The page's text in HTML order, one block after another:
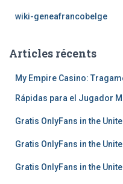
wiki-geneafrancobelge
Articles récents
My Empire Casino:
Rápidas para el Jugador
Gratis OnlyFans in the
Gratis OnlyFans in the
Gratis OnlyFans in the